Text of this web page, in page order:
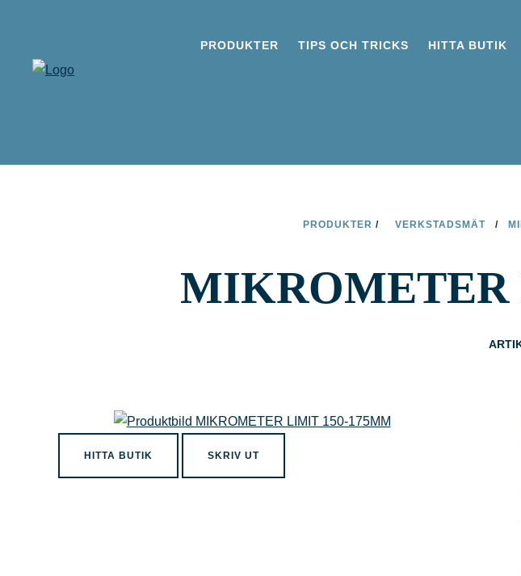
PRODUKTER TIPS OCH TRICKS HITTA BUTIK
PRODUKTER / VERKSTADSMÄT /
MIKROMETER
HITTA BUTIK SKRIV UT